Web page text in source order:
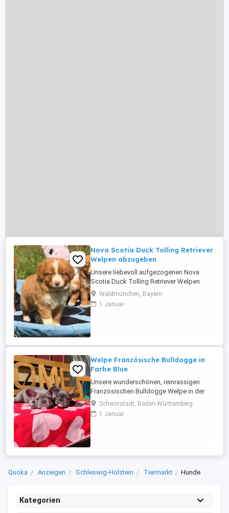
Nova Scotia Duck Tolling Retriever
Welpen abzugeben
Unsere liebevoll aufgezogenen Nova
Scotia Duck Tolling Retriever Welpen
wurden am 11. Mai geboren und dürfen ab
dem 25. August in ihr neues Zuhause
ziehen. Dann sind sie knapp 16 Wochen
Heimtierausweis, ...
Waldmünchen, Bayern
1 Januar
Welpe Französische Bulldogge in
Farbe Blue
Unsere wunderschönen, reinrassigen
Französischen Bulldogge Welpe in der
exklusiven und begehrten Farbe Blue
(Blau) - Mädchen und Bub Blue Lilac darf
ab sofort in ihr neues, liebevosvolle zu
Tollwut: ...
Schwörstadt, Baden-Württemberg
1 Januar
Quoka Anzeigen Schleswig-Holstein Tiermarkt Hunde
Kategorien